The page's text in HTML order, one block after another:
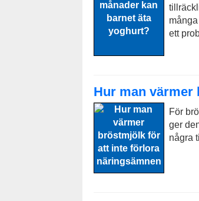
ett
Hur man
För
ger
några